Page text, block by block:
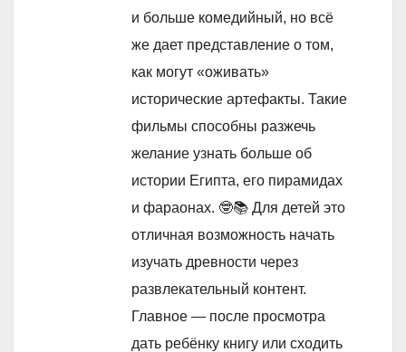
и больше комедийный, но всё
же дает представление о том,
как могут «оживать»
исторические артефакты. Такие
фильмы способны разжечь
желание узнать больше об
истории Египта, его пирамидах
и фараонах. 🤓📚 Для детей это
отличная возможность начать
изучать древности через
развлекательный контент.
Главное — после просмотра
дать ребёнку книгу или сходить